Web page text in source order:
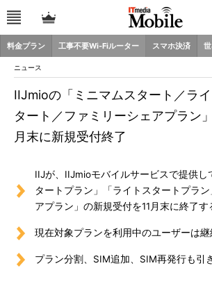
料金プラン 工事不要Wi-Fiルーター スマホ決済
ニュース
IIJmioの「ミニマムスタート／ラ
タート／ファミリーシェアプラン
月末に新規受付終了
IIJが、IIJmioモバイルサービスで提供し
タートプラン」「ライトスタートプラ
アプラン」の新規受付を11月末に終了す
現在対象プランを利用中のユーザーは
プラン分割、SIM追加、SIM再発行も引